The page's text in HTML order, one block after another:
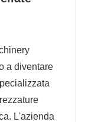
a diventare
L'azienda